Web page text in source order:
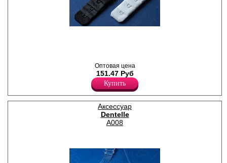
Оптовая цена
151.47 Руб
Купить
Аксессуар
Dentelle
A008